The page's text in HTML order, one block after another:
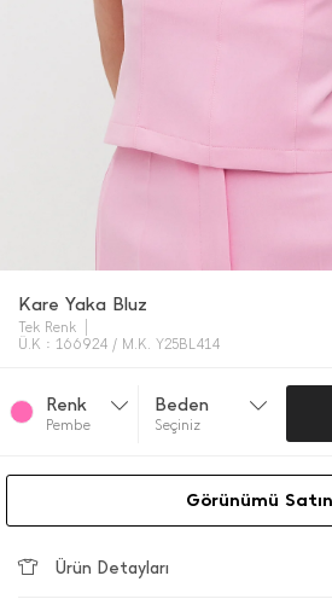
Kare Yaka Bluz
Tek Renk
Ü.K : 166924 / M.K. Y25BL414
Renk
Pembe
Beden
Seçiniz
Görünümü
Ürün Detayları